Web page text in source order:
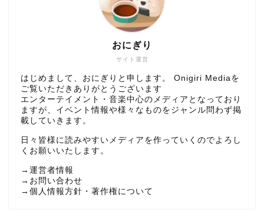
サイト運営
おにぎり
はじめまして、おにぎりと申します。 Onigiri Mediaを
ご覧いただきありがとうございます
エンターテイメント・音楽中心のメディアとなっており
ますが、イベント情報や様々なものをジャンル問わず掲
載していきます。
日々皆様に読みやすいメディアを作っていくのでよろし
くお願いいたします。
→ 運営者情報
→ お問い合わせ
→ 個人情報方針・著作権について